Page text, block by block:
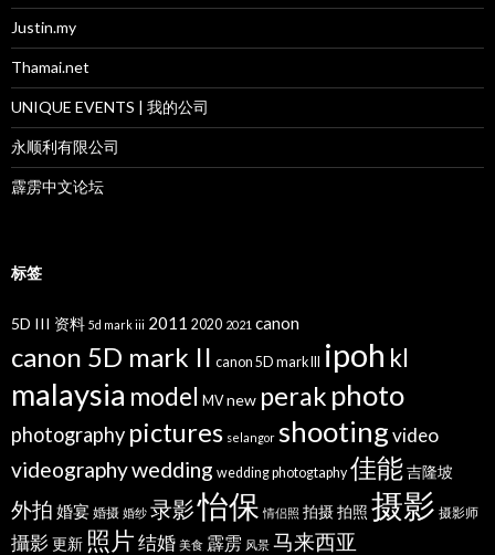
Justin.my
Thamai.net
UNIQUE EVENTS | 我的公司
永顺利有限公司
霹雳中文论坛
标签
5D III 资料 5d mark iii 2011 2020 2021 canon
canon 5D mark II canon 5D mark III ipoh kl
malaysia model MV new perak photo
photography pictures selangor shootingvideo
videographywedding wedding photogtaphy 佳能吉隆坡
外拍 婚宴 婚摄 婚纱 录影怡保 情侣照 拍摄拍照 摄影 摄影师
攝影 更新 照片结婚 美食 霹雳 风景 马来西亚